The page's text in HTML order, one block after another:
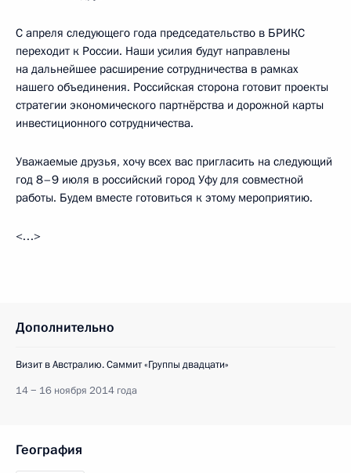
С апреля следующего года председательство в БРИКС
переходит к России. Наши усилия будут направлены
на дальнейшее расширение сотрудничества в рамках
нашего объединения. Российская сторона готовит проекты
стратегии экономического партнёрства и дорожной карты
инвестиционного сотрудничества.
Уважаемые друзья, хочу всех вас пригласить на следующий
год 8–9 июля в российский город Уфу для совместной
работы. Будем вместе готовиться к этому мероприятию.
<…>
Дополнительно
Визит в Австралию. Саммит «Группы двадцати»
14 − 16 ноября 2014 года
География